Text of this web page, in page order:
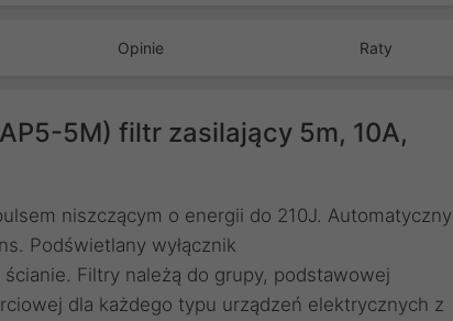
Opinie Raty
5M) filtr zasilający 5m, 10A,
niszczącym o energii do 210J. Automatyczny
Podświetlany wyłącznik
Filtry należą do grupy, podstawowej
dla każdego typu urządzeń elektrycznych z